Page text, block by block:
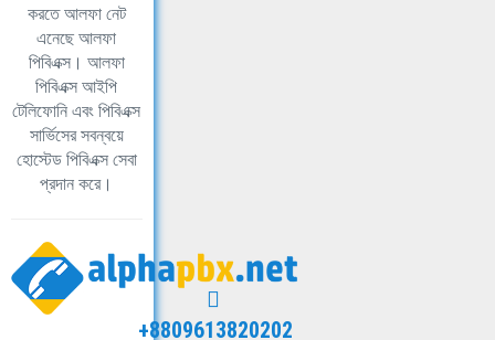
করতে আলফা নেট
এনেছে আলফা
পিবিএক্স। আলফা
পিবিএক্স আইপি
টেলিফোনি এবং পিবিএক্স
সার্ভিসের সবন্বয়ে
হোস্টেড পিবিএক্স সেবা
প্রদান করে।
+8809613820202